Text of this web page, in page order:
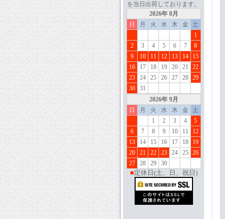
を当日出荷しております。
2026年 8月
日
月 火 水 木 金
土
1
2
3 4 5 6 7
8
9
10 11 12 13 14
15
16
17 18 19 20 21
22
23
24 25 26 27 28
29
30
31
2026年 9月
日
月 火 水 木 金
土
1
2 3 4
5
6
7 8 9 10 11
12
13
14 15 16 17 18
19
20
21 22 23 24 25
26
27
28 29 30
■定休日(土、日、祝日)